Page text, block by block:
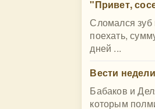
"Привет,
Сломался зуб
поехать,
дней ...
Вести недели
Бабаков и
которым